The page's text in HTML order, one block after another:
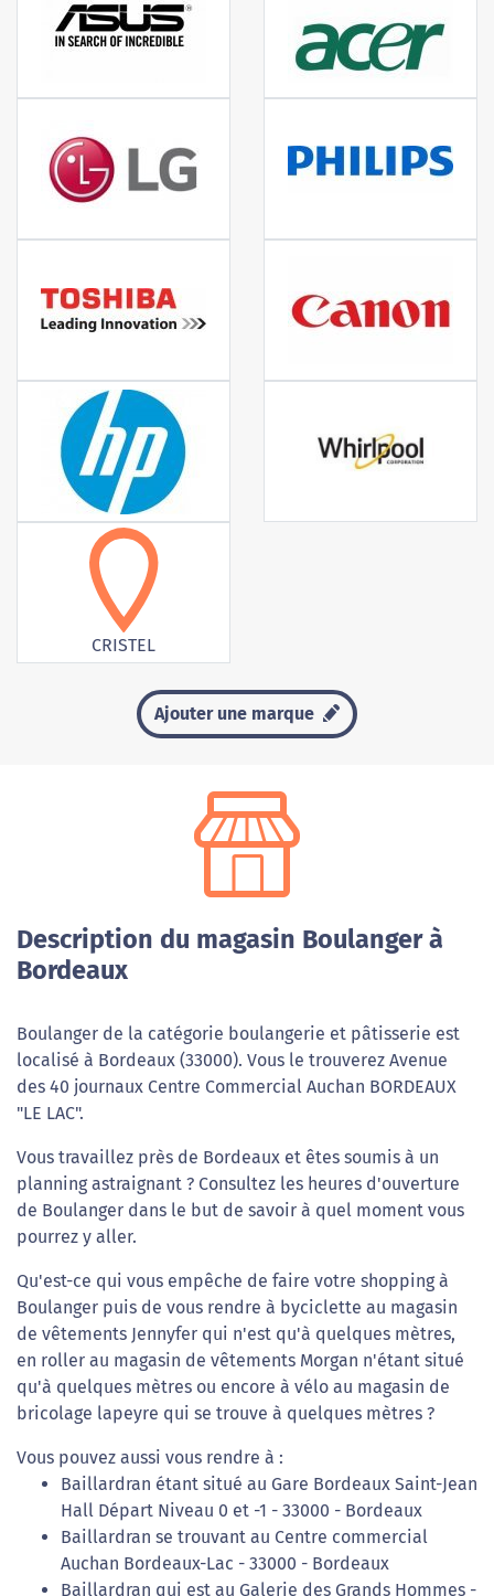
CRISTEL
Ajouter une marque
Description du magasin Boulanger à
Bordeaux
Boulanger de la catégorie boulangerie et pâtisserie est
localisé à Bordeaux (33000). Vous le trouverez Avenue
des 40 journaux Centre Commercial Auchan BORDEAUX
"LE LAC".
Vous travaillez près de Bordeaux et êtes soumis à un
planning astraignant ? Consultez les heures d'ouverture
de Boulanger dans le but de savoir à quel moment vous
pourrez y aller.
Qu'est-ce qui vous empêche de faire votre shopping à
Boulanger puis de vous rendre à byciclette au magasin
de vêtements Jennyfer qui n'est qu'à quelques mètres,
en roller au magasin de vêtements Morgan n'étant situé
qu'à quelques mètres ou encore à vélo au magasin de
bricolage lapeyre qui se trouve à quelques mètres ?
Vous pouvez aussi vous rendre à :
Baillardran étant situé au Gare Bordeaux Saint-Jean
Hall Départ Niveau 0 et -1 - 33000 - Bordeaux
Baillardran se trouvant au Centre commercial
Auchan Bordeaux-Lac - 33000 - Bordeaux
Baillardran qui est au Galerie des Grands Hommes -